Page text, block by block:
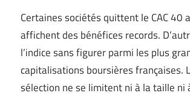
Certaines sociétés quittent le CAC 40
affichent des bénéfices records.
l’indice sans figurer parmi les plus
capitalisations boursières françaises.
sélection ne se limitent ni à la taille ni